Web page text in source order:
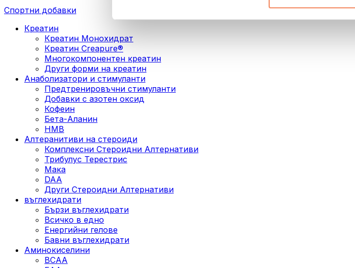
Спортни добавки
Креатин
Креатин Монохидрат
Креатин Creapure®
Многокомпонентен креатин
Други форми на креатин
Анаболизатори и стимуланти
Предтренировъчни стимуланти
Добавки с азотен оксид
Кофеин
Бета-Аланин
HMB
Алтеранитиви на стероиди
Комплексни Стероидни Алтернативи
Трибулус Терестрис
Maка
DAA
Други Стероидни Алтернативи
въглехидрати
Бързи въглехидрати
Всичко в едно
Енергийни гелове
Бавни въглехидрати
Аминокиселини
BCAA